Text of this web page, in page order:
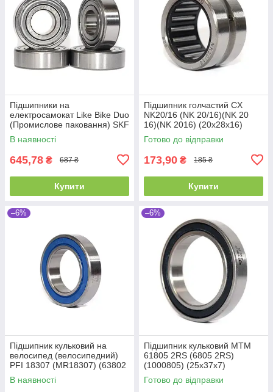
Підшипники на
електросамокат Like Bike Duo
(Промислове паковання) SKF
6202 ZZ (4 шт) (6202 2Z)
(80202)
В наявності
645,78 ₴ 687 ₴
Купити
Підшипник голчастий CX
NK20/16 (NK 20/16)(NK 20
16)(NK 2016) (20x28x16)
Готово до відправки
173,90 ₴ 185 ₴
Купити
–6%
Підшипник кульковий на
велосипед (велосипедний)
PFI 18307 (MR18307) (63802
В наявності
–6%
Підшипник кульковий MTM
61805 2RS (6805 2RS)
(1000805) (25x37x7)
Готово до відправки